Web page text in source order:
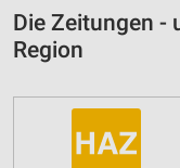
Die Zeitungen -
Region